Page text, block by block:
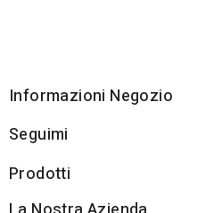
Informazioni Negozio
Seguimi
Prodotti